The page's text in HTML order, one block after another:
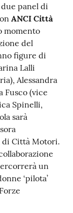
panel di
ANCI Città
momento
del
figure di
Lalli
Alessandra
Fusco (vice
Spinelli,
sarà
di Città Motori.
un
‘pilota’